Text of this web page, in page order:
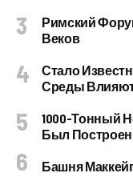
Римский
Веков
Стало
Среды
1000-Тонный
Был Построен
Башня